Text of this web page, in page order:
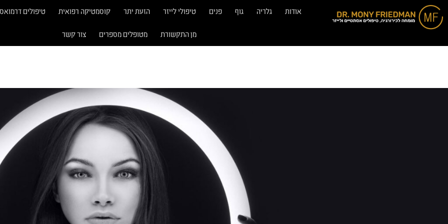
אודות גלריה גוף פנים טיפולי לייזר הזעת יתר קוסמטיקה רפואית טיפולים
מן התקשורת מטופלים מספרים צור קשר